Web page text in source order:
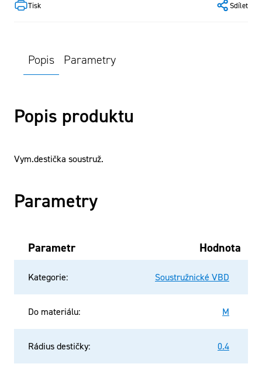
Tisk Sdílet
Popis Parametry
Popis produktu
Vym.destička soustruž.
Parametry
Parametr Hodnota
Kategorie: Soustružnické VBD
Do materiálu: M
Rádius destičky: 0.4